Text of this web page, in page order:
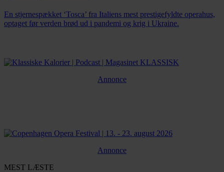
En stjernespækket ‘Tosca’ fra Italiens mest prestigefyldte operahus,
optaget før verden brød ud i pandemi og krig i Ukraine.
Annonce
Annonce
MEST LÆSTE